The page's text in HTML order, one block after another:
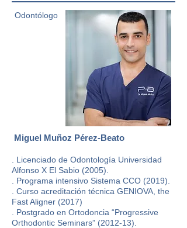
Odontólogo
Miguel Muñoz Pérez-Beato
. Licenciado de Odontología Universidad
Alfonso X El Sabio (2005).
. Programa intensivo Sistema CCO (2019).
. Curso acreditación técnica GENIOVA, the
Fast Aligner (2017)
. Postgrado en Ortodoncia “Progressive
Orthodontic Seminars” (2012-13).